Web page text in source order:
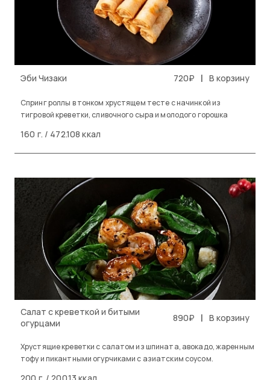
Эби Чизаки 720₽ | В корзину
Спринг роллы в тонком хрустящем тесте с начинкой из
тигровой креветки, сливочного сыра и молодого горошка
160 г. / 472.108 ккал
Салат с креветкой и битыми
огурцами
890₽ | В корзину
Хрустящие креветки с салатом из шпината, авокадо, жаренным
тофу и пикантными огурчиками с азиатским соусом.